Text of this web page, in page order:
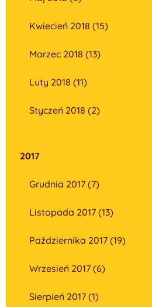
Kwiecień 2018 (15)
Marzec 2018 (13)
Luty 2018 (11)
Styczeń 2018 (2)
2017
Grudnia 2017 (7)
Listopada 2017 (13)
Października 2017 (19)
Wrzesień 2017 (6)
Sierpień 2017 (1)